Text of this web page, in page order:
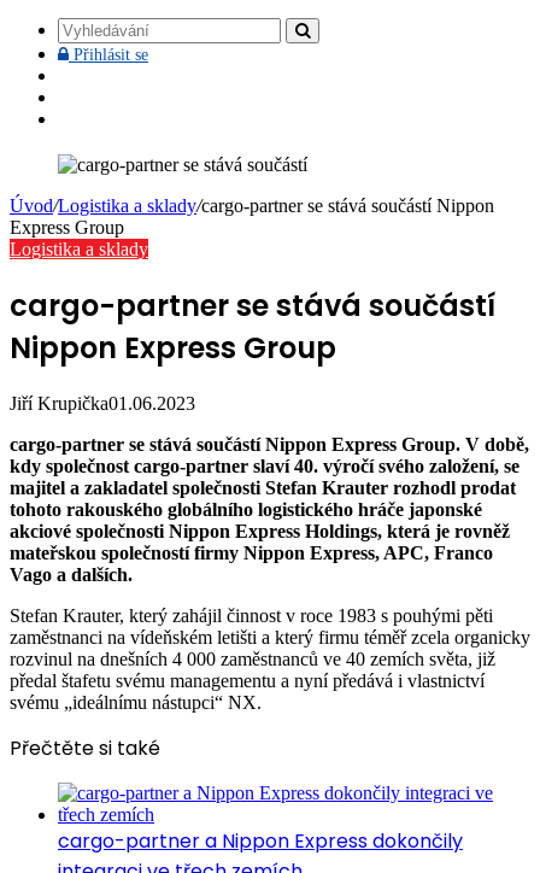
Vyhledávání
Přihlásit sePřihlásit
Úvod/Logistika a sklady/cargo-partner se stává součástí Nippon
Express Group
Logistika a sklady
cargo-partner se stává součástí
Nippon Express Group
Jiří Krupička01.06.2023
cargo-partner se stává součástí Nippon Express Group. V době,
kdy společnost cargo-partner slaví 40. výročí svého založení, se
majitel a zakladatel společnosti Stefan Krauter rozhodl prodat
tohoto rakouského globálního logistického hráče japonské
akciové společnosti Nippon Express Holdings, která je rovněž
mateřskou společností firmy Nippon Express, APC, Franco
Vago a dalších.
Stefan Krauter, který zahájil činnost v roce 1983 s pouhými pěti
zaměstnanci na vídeňském letišti a který firmu téměř zcela organicky
rozvinul na dnešních 4 000 zaměstnanců ve 40 zemích světa, již
předal štafetu svému managementu a nyní předává i vlastnictví
svému „ideálnímu nástupci“ NX.
Přečtěte si také
cargo-partner a Nippon Express dokončily